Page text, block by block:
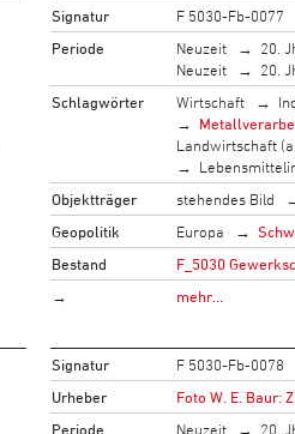
Signatur
F 5030-Fb-0077
Periode
Neuzeit 20.
Neuzeit
20.
Schlagwörter
Wirtschaft
Landwirtschaft
Objektträger
stehendes Bild
Geopolitik
Europa
Bestand
F_5030
→
mehr…
Signatur
F 5030-Fb-0078
Urheber
Foto W. E. Baur:
Periode
Neuzeit 20.